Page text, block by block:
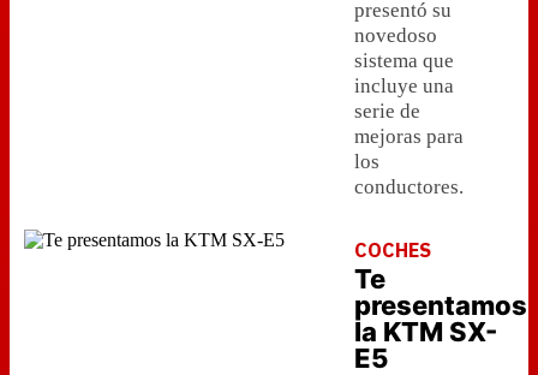
presentó su
novedoso
sistema que
incluye una
serie de
mejoras para
los
conductores.
COCHES
Te
presentamos
la KTM SX-
E5